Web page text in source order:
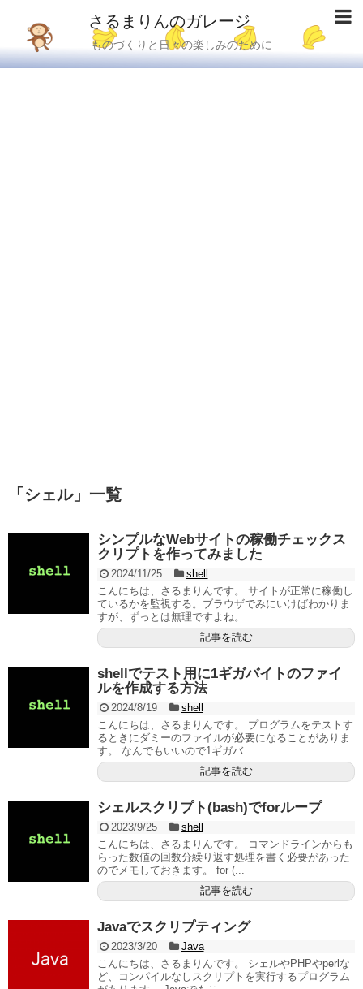
さるまりんのガレージ
ものづくりと日々の楽しみのために
「 シェル」 一覧
シンプルなWebサイトの稼働チェックス
クリプトを作ってみました
2024/11/25
shell
こんにちは、さるまりんです。 サイトが正常に稼働し
ているかを監視する。ブラウザでみにいけばわかりま
すが、ずっとは無理ですよね。 ...
記事を読む
shellでテスト用に1ギガバイトのファイ
ルを作成する方法
2024/8/19
shell
こんにちは、さるまりんです。 プログラムをテストす
るときにダミーのファイルが必要になることがありま
す。 なんでもいいので1ギガバ...
記事を読む
シェルスクリプト(bash)でforループ
2023/9/25
shell
こんにちは、さるまりんです。 コマンドラインからも
らった数値の回数分繰り返す処理を書く必要があった
のでメモしておきます。 for (...
記事を読む
Javaでスクリプティング
2023/3/20
Java
こんにちは、さるまりんです。 シェルやPHPやperlな
ど、コンパイルなしスクリプトを実行するプログラム